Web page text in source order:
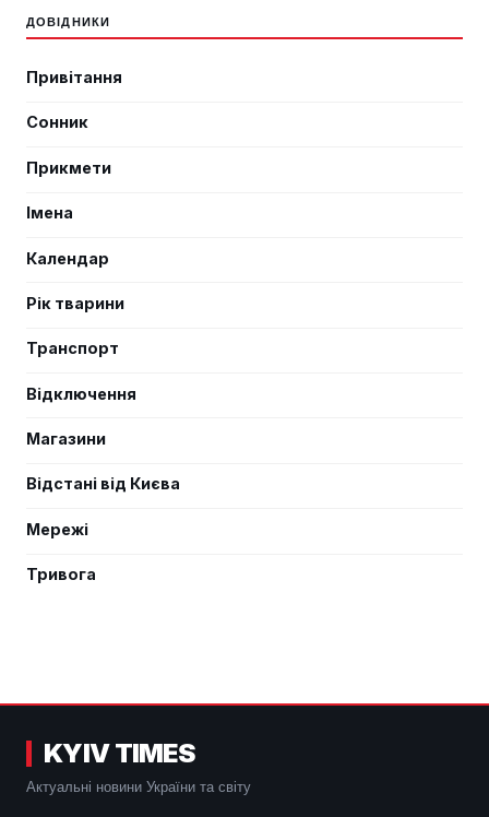
ДОВІДНИКИ
Привітання
Сонник
Прикмети
Імена
Календар
Рік тварини
Транспорт
Відключення
Магазини
Відстані від Києва
Мережі
Тривога
KYIV TIMES
Актуальні новини України та світу